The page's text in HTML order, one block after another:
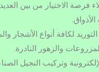
فرصة الاختيار من بين
لكافة أنواع الأشجار
والزهور النادرة.
وتركيب النجيل